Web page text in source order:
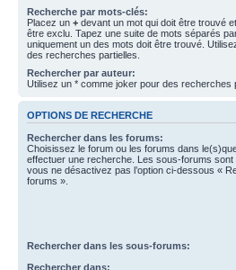
Recherche par mots-clés:
Placez un + devant un mot qui doit être trouvé
être exclu. Tapez une suite de mots séparés
uniquement un des mots doit être trouvé.
des recherches partielles.
Rechercher par auteur:
Utilisez un * comme joker pour des recherches
OPTIONS DE RECHERCHE
Rechercher dans les forums:
Choisissez le forum ou les forums dans
effectuer une recherche. Les sous-forums sont
vous ne désactivez pas l’option ci-dessous «
forums ».
Rechercher dans les sous-forums:
Rechercher dans: